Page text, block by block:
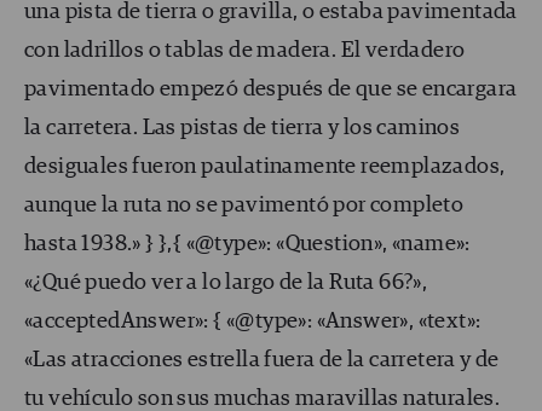
una pista de tierra o gravilla, o estaba pavimentada
con ladrillos o tablas de madera. El verdadero
pavimentado empezó después de que se encargara
la carretera. Las pistas de tierra y los caminos
desiguales fueron paulatinamente reemplazados,
aunque la ruta no se pavimentó por completo
hasta 1938.» } },{ «@type»: «Question», «name»:
«¿Qué puedo ver a lo largo de la Ruta 66?»,
«acceptedAnswer»: { «@type»: «Answer», «text»:
«Las atracciones estrella fuera de la carretera y de
tu vehículo son sus muchas maravillas naturales.